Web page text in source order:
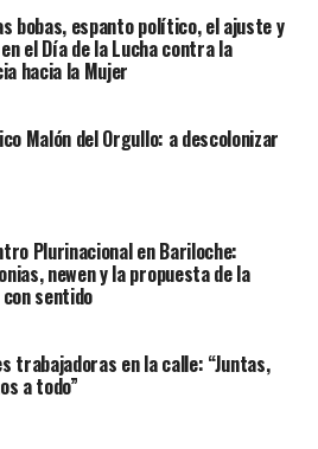
bobas, espanto político, el ajuste y
el Día de la Lucha contra la
hacia la Mujer
Malón del Orgullo: a descolonizar
Plurinacional en Bariloche:
newen y la propuesta de la
sentido
trabajadoras en la calle: “Juntas,
a todo”